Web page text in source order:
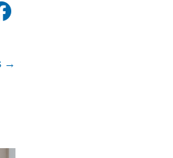
Facebook
→